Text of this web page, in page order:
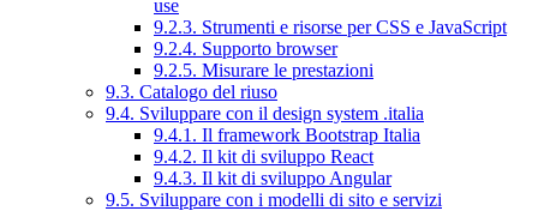
use
9.2.3. Strumenti e risorse per CSS e JavaScript
9.2.4. Supporto browser
9.2.5. Misurare le prestazioni
9.3. Catalogo del riuso
9.4. Sviluppare con il design system .italia
9.4.1. Il framework Bootstrap Italia
9.4.2. Il kit di sviluppo React
9.4.3. Il kit di sviluppo Angular
9.5. Sviluppare con i modelli di sito e servizi